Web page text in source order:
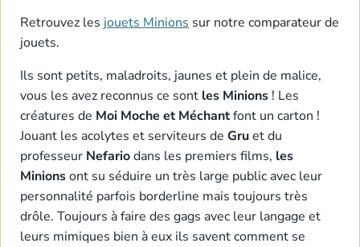
Retrouvez les jouets Minions sur notre comparateur de
jouets.
Ils sont petits, maladroits, jaunes et plein de malice,
vous les avez reconnus ce sont les Minions ! Les
créatures de Moi Moche et Méchantfont un carton !
Jouant les acolytes et serviteurs de Gruet du
professeur Nefariodans les premiers films, les
Minionsont su séduire un très large public avec leur
personnalité parfois borderline mais toujours très
drôle. Toujours à faire des gags avec leur langage et
leurs mimiques bien à eux ils savent comment se